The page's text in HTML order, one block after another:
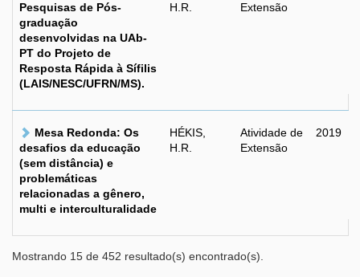
Pesquisas de Pós-
graduação
desenvolvidas na UAb-
PT do Projeto de
Resposta Rápida à Sífilis
(LAIS/NESC/UFRN/MS).
H.R.
Extensão
Mesa Redonda: Os
desafios da educação
(sem distância) e
problemáticas
relacionadas a gênero,
multi e interculturalidade
HÉKIS,
H.R.
Atividade de
Extensão
2019
Mostrando 15 de 452 resultado(s) encontrado(s).